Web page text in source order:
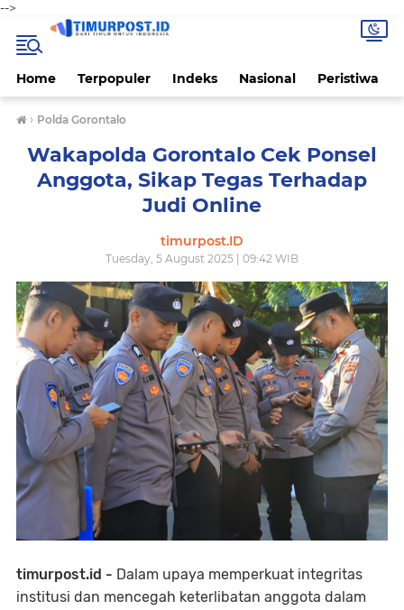
-->
Home Terpopuler Indeks Nasional Peristiwa
› Polda Gorontalo
Wakapolda Gorontalo Cek Ponsel
Anggota, Sikap Tegas Terhadap
Judi Online
timurpost.ID
Tuesday, 5 August 2025 | 09:42 WIB
timurpost.id - Dalam upaya memperkuat integritas
institusi dan mencegah keterlibatan anggota dalam